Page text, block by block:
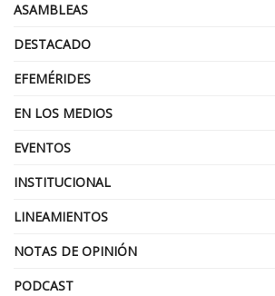
ASAMBLEAS
DESTACADO
EFEMÉRIDES
EN LOS MEDIOS
EVENTOS
INSTITUCIONAL
LINEAMIENTOS
NOTAS DE OPINIÓN
PODCAST